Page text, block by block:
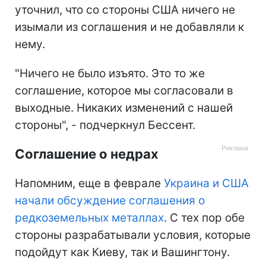
уточнил, что со стороны США ничего не
изымали из соглашения и не добавляли к
нему.
"Ничего не было изъято. Это то же
соглашение, которое мы согласовали в
выходные. Никаких изменений с нашей
стороны", - подчеркнул Бессент.
Соглашение о недрах
Напомним, еще в феврале Украина и США
начали обсуждение соглашения о
редкоземельных металлах. С тех пор обе
стороны разрабатывали условия, которые
подойдут как Киеву, так и Вашингтону.